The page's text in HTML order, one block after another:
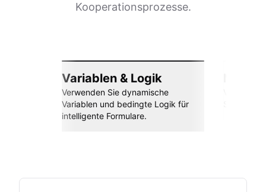
Kooperationsprozesse.
Variablen & Logik
Verwenden Sie dynamische
Variablen und bedingte Logik für
intelligente Formulare.